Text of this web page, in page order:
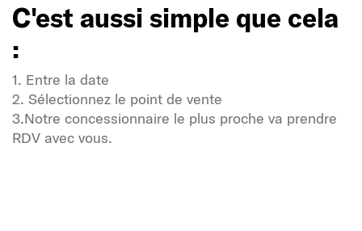
C'est aussi simple que cela
:
1. Entre la date
2. Sélectionnez le point de vente
3.Notre concessionnaire le plus proche va prendre
RDV avec vous.